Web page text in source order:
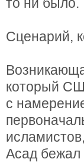
Сценарий,
который
с
Асад